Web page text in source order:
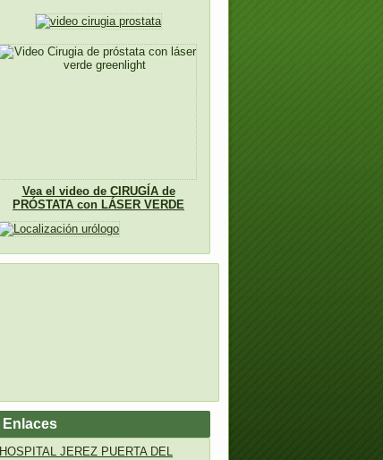
Vea el video de CIRUGÍA de
PRÓSTATA con LÁSER VERDE
Enlaces
HOSPITAL JEREZ PUERTA DEL